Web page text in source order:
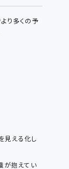
り多くの予
見える化し
が抱えてい